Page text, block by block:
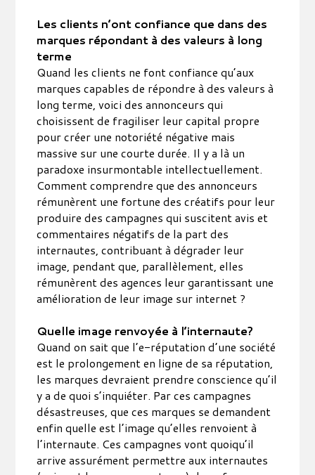
Les clients n’ont confiance que dans des
marques répondant à des valeurs à long
terme
Quand les clients ne font confiance qu’aux
marques capables de répondre à des valeurs à
long terme, voici des annonceurs qui
choisissent de fragiliser leur capital propre
pour créer une notoriété négative mais
massive sur une courte durée. Il y a là un
paradoxe insurmontable intellectuellement.
Comment comprendre que des annonceurs
rémunèrent une fortune des créatifs pour leur
produire des campagnes qui suscitent avis et
commentaires négatifs de la part des
internautes, contribuant à dégrader leur
image, pendant que, parallèlement, elles
rémunèrent des agences leur garantissant une
amélioration de leur image sur internet ?
Quelle image renvoyée à l’internaute?
Quand on sait que l’e-réputation d’une société
est le prolongement en ligne de sa réputation,
les marques devraient prendre conscience qu’il
y a de quoi s’inquiéter. Par ces campagnes
désastreuses, que ces marques se demandent
enfin quelle est l’image qu’elles renvoient à
l’internaute. Ces campagnes vont quoiqu’il
arrive assurément permettre aux internautes